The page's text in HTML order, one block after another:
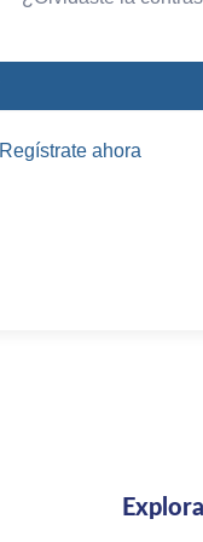
Regístrate ahora